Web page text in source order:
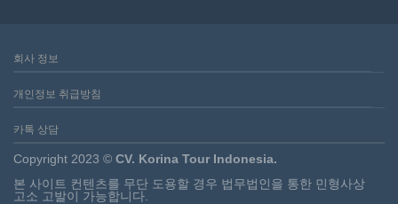
회사 정보
개인정보 취급방침
카톡 상담
Copyright 2023 © CV. Korina Tour Indonesia.
본 사이트 컨텐츠를 무단 도용할 경우 법무법인을 통한 민형사상
고소 고발이 가능합니다.